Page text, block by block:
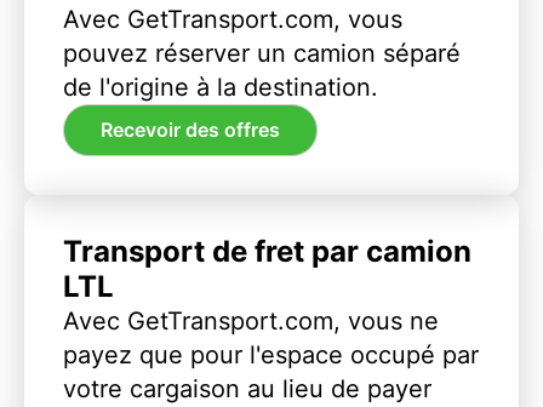
Avec GetTransport.com, vous
pouvez réserver un camion séparé
de l'origine à la destination.
Recevoir des offres
Transport de fret par camion
LTL
Avec GetTransport.com, vous ne
payez que pour l'espace occupé par
votre cargaison au lieu de payer